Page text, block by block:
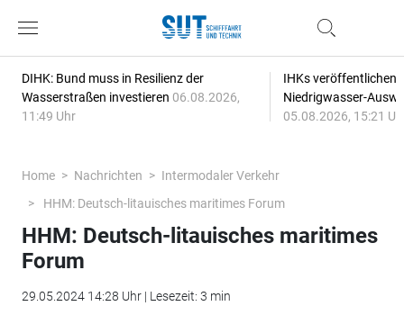
DIHK: Bund muss in Resilienz der
Wasserstraßen investieren 06.08.2026,
11:49 Uhr
IHKs veröffentlichen
Niedrigwasser-
05.08.2026, 15:21
Home Nachrichten
Intermodaler Verkehr
HHM: Deutsch-litauisches maritimes Forum
HHM: Deutsch-litauisches maritimes
Forum
29.05.2024 14:28 Uhr | Lesezeit: 3 min